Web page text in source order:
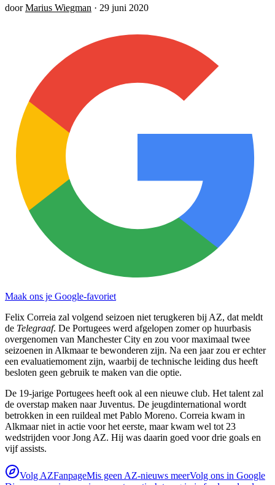
door Marius Wiegman · 29 juni 2020
Maak ons je Google-favoriet
Felix Correia zal volgend seizoen niet terugkeren bij AZ, dat meldt
de Telegraaf. De Portugees werd afgelopen zomer op huurbasis
overgenomen van Manchester City en zou voor maximaal twee
seizoenen in Alkmaar te bewonderen zijn. Na een jaar zou er echter
een evaluatiemoment zijn, waarbij de technische leiding dus heeft
besloten geen gebruik te maken van die optie.
De 19-jarige Portugees heeft ook al een nieuwe club. Het talent zal
de overstap maken naar Juventus. De jeugdinternational wordt
betrokken in een ruildeal met Pablo Moreno. Correia kwam in
Alkmaar niet in actie voor het eerste, maar kwam wel tot 23
wedstrijden voor Jong AZ. Hij was daarin goed voor drie goals en
vijf assists.
Volg AZFanpageMis geen AZ-nieuws meerVolg ons in Google